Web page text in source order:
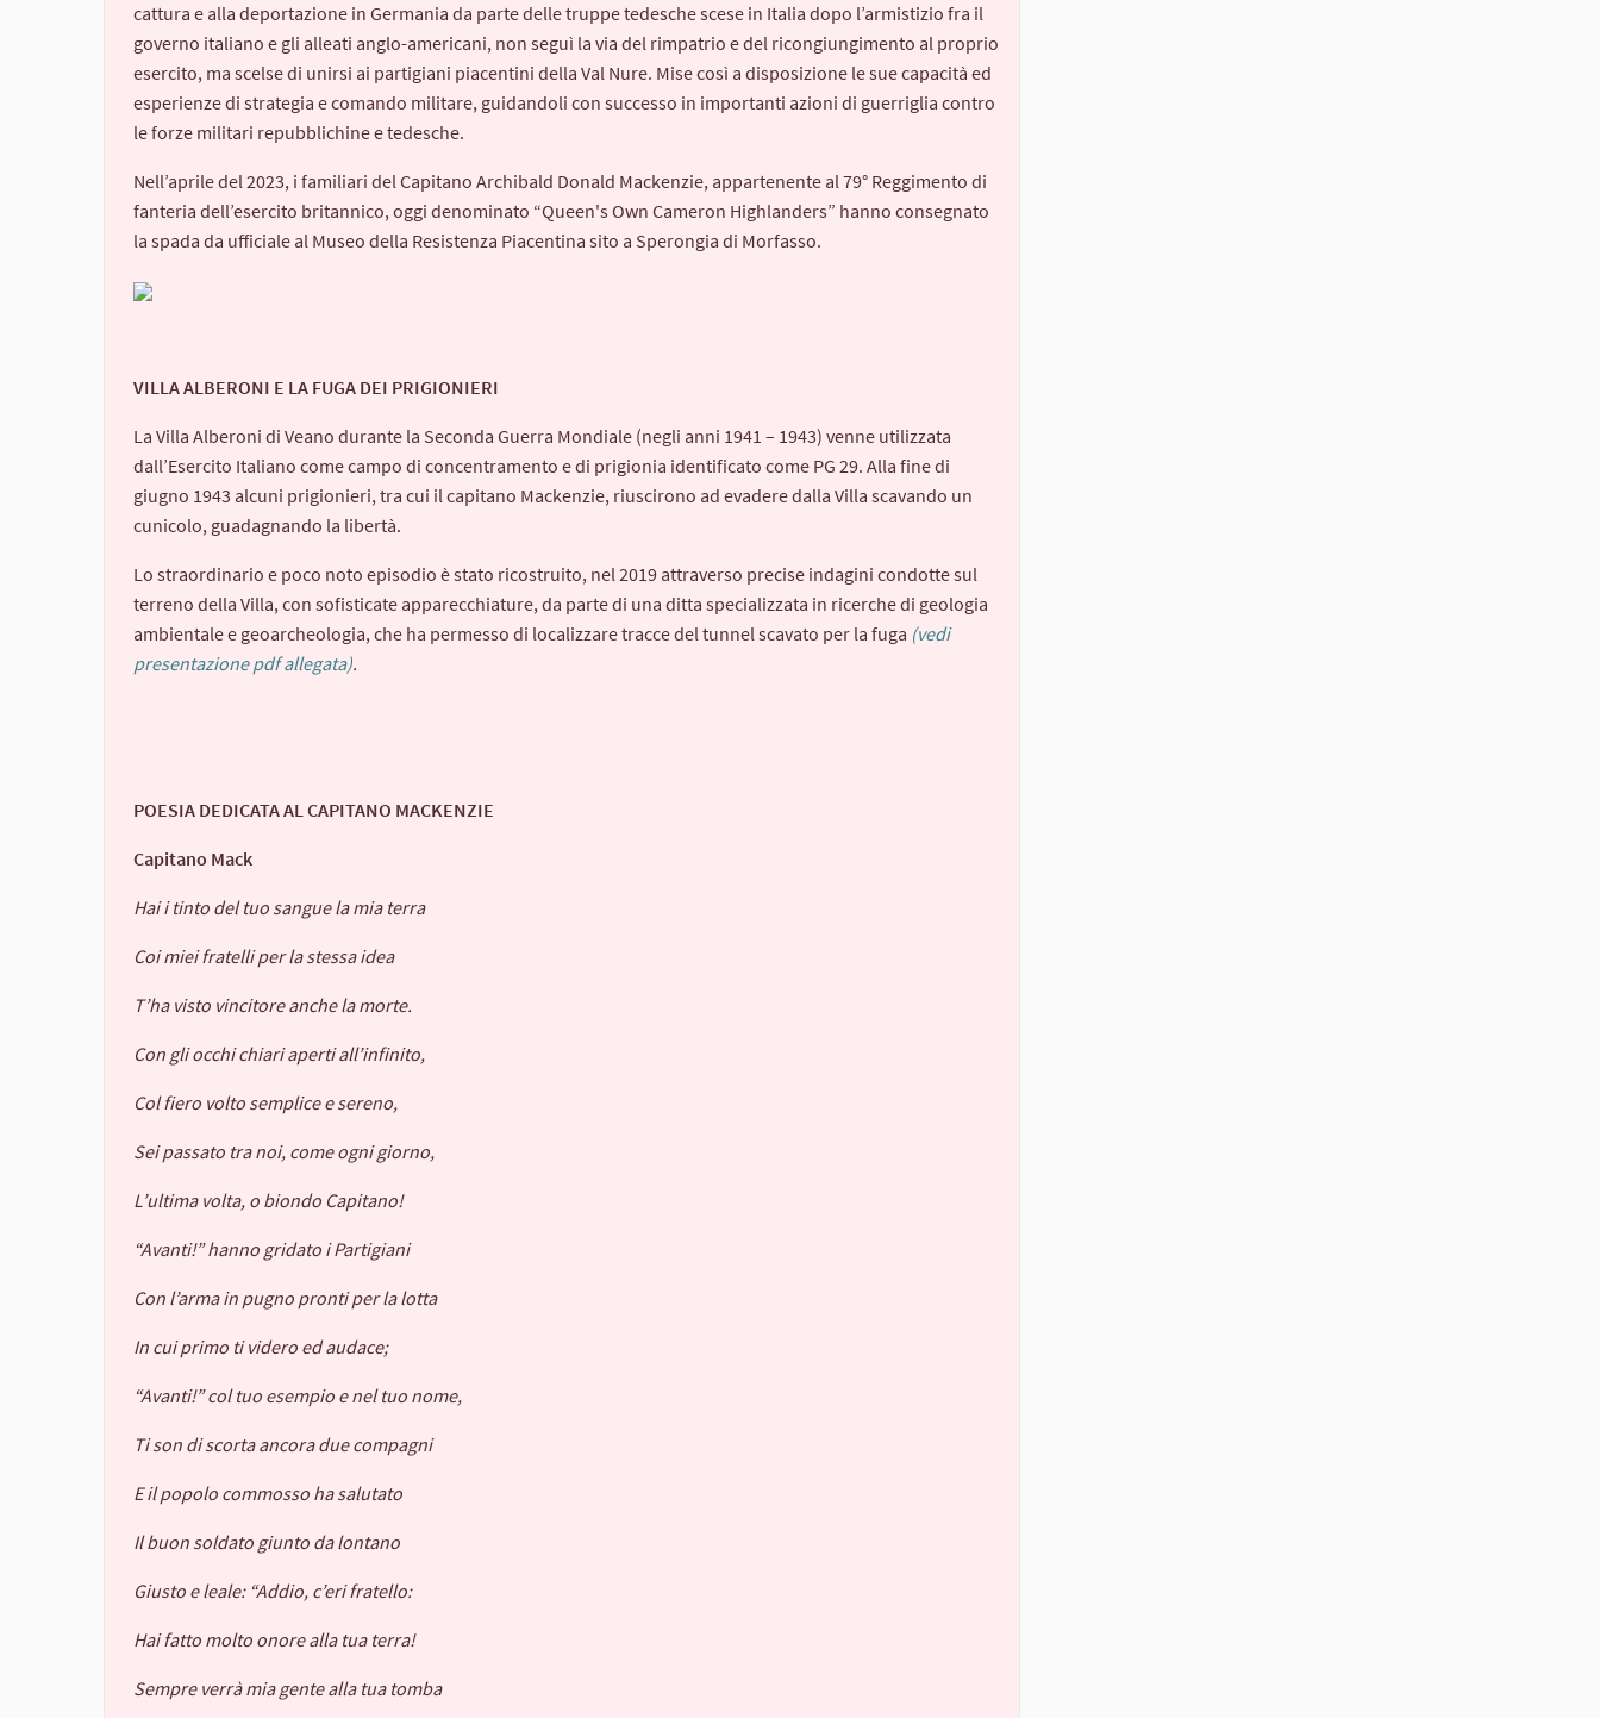
cattura e alla deportazione in Germania da parte delle truppe tedesche scese in Italia dopo l’armistizio fra il
governo italiano e gli alleati anglo-americani, non seguì la via del rimpatrio e del ricongiungimento al proprio
esercito, ma scelse di unirsi ai partigiani piacentini della Val Nure. Mise così a disposizione le sue capacità ed
esperienze di strategia e comando militare, guidandoli con successo in importanti azioni di guerriglia contro
le forze militari repubblichine e tedesche.
Nell’aprile del 2023, i familiari del Capitano Archibald Donald Mackenzie, appartenente al 79° Reggimento di
fanteria dell’esercito britannico, oggi denominato “Queen's Own Cameron Highlanders” hanno consegnato
la spada da ufficiale al Museo della Resistenza Piacentina sito a Sperongia di Morfasso.
VILLA ALBERONI E LA FUGA DEI PRIGIONIERI
La Villa Alberoni di Veano durante la Seconda Guerra Mondiale (negli anni 1941 – 1943) venne utilizzata
dall’Esercito Italiano come campo di concentramento e di prigionia identificato come PG 29. Alla fine di
giugno 1943 alcuni prigionieri, tra cui il capitano Mackenzie, riuscirono ad evadere dalla Villa scavando un
cunicolo, guadagnando la libertà.
Lo straordinario e poco noto episodio è stato ricostruito, nel 2019 attraverso precise indagini condotte sul
terreno della Villa, con sofisticate apparecchiature, da parte di una ditta specializzata in ricerche di geologia
ambientale e geoarcheologia, che ha permesso di localizzare tracce del tunnel scavato per la fuga (vedi
presentazione pdf allegata).
POESIA DEDICATA AL CAPITANO MACKENZIE
Capitano Mack
Hai i tinto del tuo sangue la mia terra
Coi miei fratelli per la stessa idea
T’ha visto vincitore anche la morte.
Con gli occhi chiari aperti all’infinito,
Col fiero volto semplice e sereno,
Sei passato tra noi, come ogni giorno,
L’ultima volta, o biondo Capitano!
“Avanti!” hanno gridato i Partigiani
Con l’arma in pugno pronti per la lotta
In cui primo ti videro ed audace;
“Avanti!” col tuo esempio e nel tuo nome,
Ti son di scorta ancora due compagni
E il popolo commosso ha salutato
Il buon soldato giunto da lontano
Giusto e leale: “Addio, c’eri fratello:
Hai fatto molto onore alla tua terra!
Sempre verrà mia gente alla tua tomba